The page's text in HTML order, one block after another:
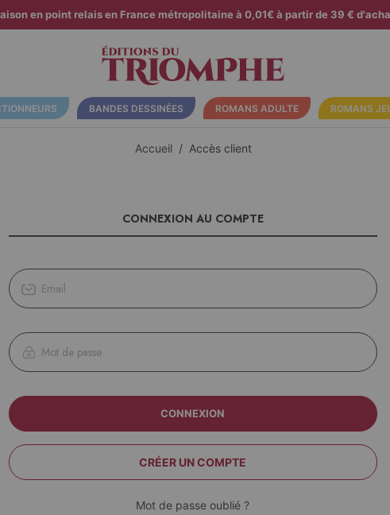
en point relais en France métropolitaine à 0,01€ à partir de 39 €
BANDES DESSINÉES ROMANS ADULTE ROMANS
Accueil Accès client
CONNEXION AU COMPTE
CONNEXION
CRÉER UN COMPTE
Mot de passe oublié ?